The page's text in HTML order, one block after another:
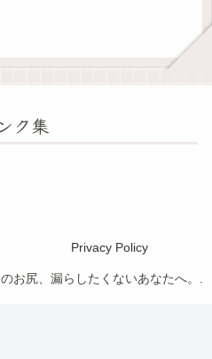
ク集
Privacy Policy
お尻、漏らしたくないあなたへ。.